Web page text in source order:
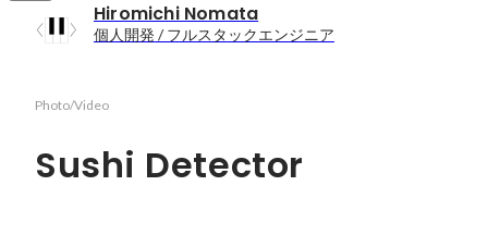
Hiromichi Nomata
個人開発 / フルスタックエンジニア
Photo/Video
Sushi Detector